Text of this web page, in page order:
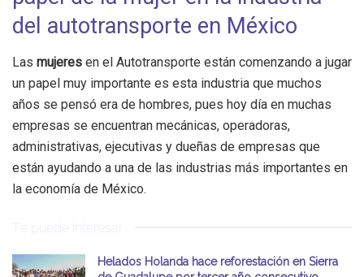
del autotransporte en México
Las mujeres en el Autotransporte están comenzando a jugar
un papel muy importante es esta industria que muchos
años se pensó era de hombres, pues hoy día en muchas
empresas se encuentran mecánicas, operadoras,
administrativas, ejecutivas y dueñas de empresas que
están ayudando a una de las industrias más importantes en
la economía de México.
Te puede interesar
Helados Holanda hace reforestación en Sierra